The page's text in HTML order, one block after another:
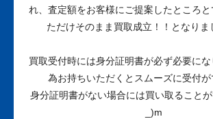
れ、査定額をお客様にご提案したところ
ただけそのまま買取成立！！となりま
買取受付時には身分証明書が必ず必要に
為お持ちいただくとスムーズに受付が
身分証明書がない場合には買い取ることが
_)m